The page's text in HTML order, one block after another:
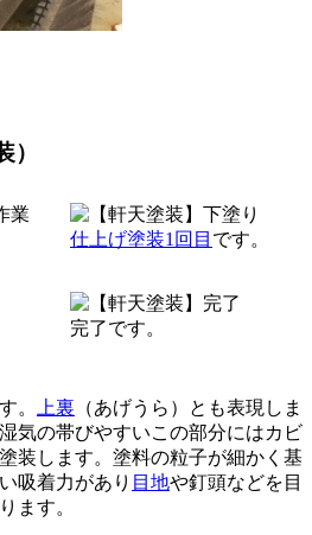
仕上げ塗装1回目 です。
完了です。
。 上裏 （あげうら）とも表現しま
気の帯びやすいこの部分にはカビ
装します。塗料の粒子が細かく基
吸着力があり 目地や釘頭などを目
ます。